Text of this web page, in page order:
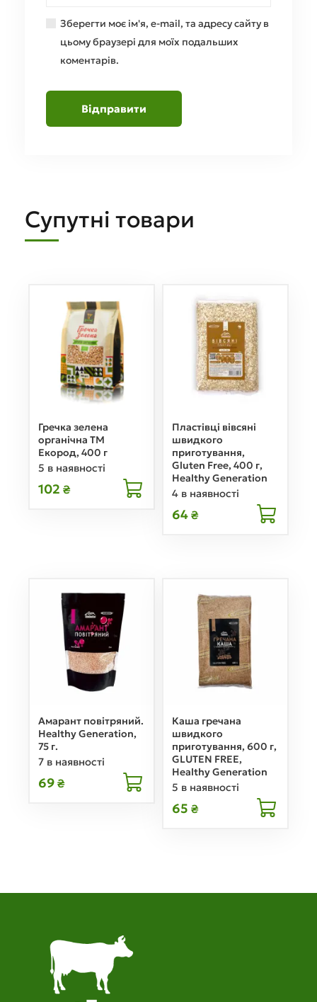
Зберегти моє ім'я, e-mail, та адресу сайту в
цьому браузері для моїх подальших
коментарів.
Супутні товари
Гречка зелена
органічна ТМ
Екород, 400 г
5 в наявності
102 ₴
Пластівці вівсяні
швидкого
приготування,
Gluten Free, 400 г,
Healthy Generation
4 в наявності
64 ₴
Амарант повітряний.
Healthy Generation,
75 г.
7 в наявності
69 ₴
Каша гречана
швидкого
приготування, 600 г,
GLUTEN FREE,
Healthy Generation
5 в наявності
65 ₴